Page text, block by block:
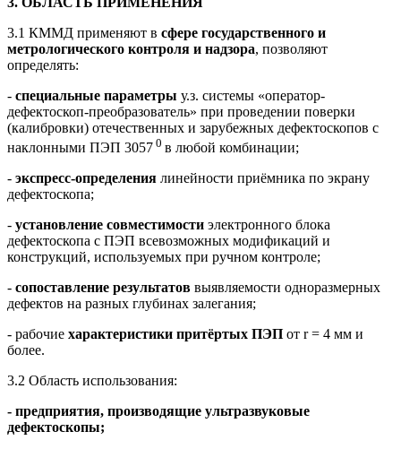
3.1 КММД применяют в сфере государственного и
метрологического контроля и надзора, позволяют
определять:
- специальные параметры у.з. системы «оператор-
дефектоскоп-преобразователь» при проведении поверки
(калибровки) отечественных и зарубежных дефектоскопов с
наклонными ПЭП 3057 0 в любой комбинации;
- экспресс-определения линейности приёмника по экрану
дефектоскопа;
- установление совместимости электронного блока
дефектоскопа с ПЭП всевозможных модификаций и
конструкций, используемых при ручном контроле;
- сопоставление результатов выявляемости одноразмерных
дефектов на разных глубинах залегания;
- рабочие характеристики притёртых ПЭП от r = 4 мм и
более.
3.2 Область использования:
- предприятия, производящие ультразвуковые
дефектоскопы;